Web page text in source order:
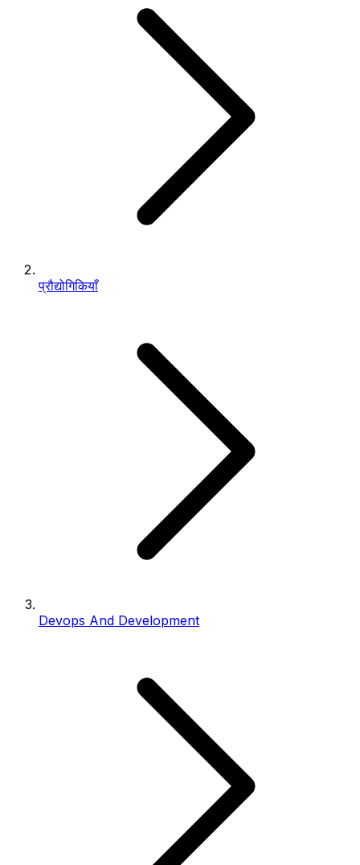
प्रौद्योगिकियाँ
Devops And Development